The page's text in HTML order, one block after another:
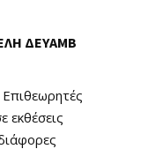
ΔΕΥΑΜΒ
εκθέσεις